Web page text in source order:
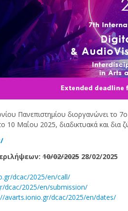
Πανεπιστημίου διοργανώνει το
10 Μαΐου 2025, διαδικτυακά και δια
10/02/2025 28/02/2025
dcac/2025/en/call/
dcac/2025/en/submission/
avarts.ionio.gr/dcac/2025/en/dates/